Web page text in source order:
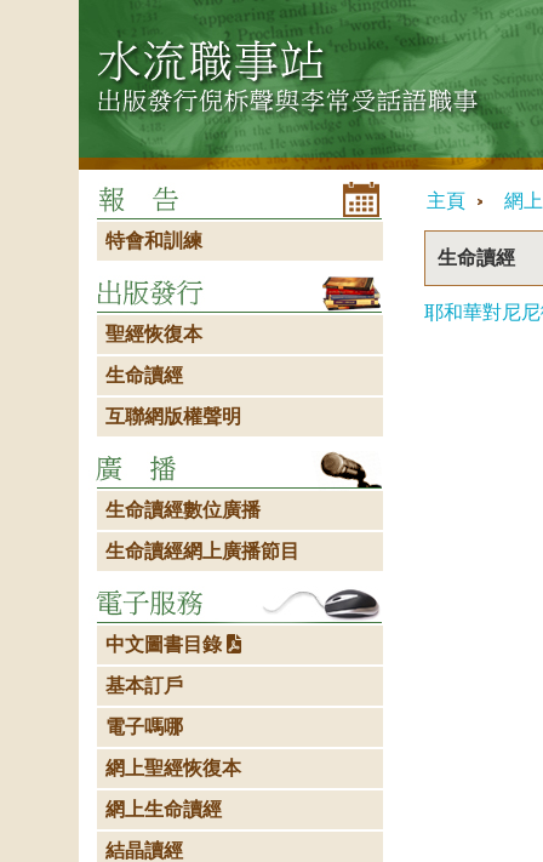
主頁 網
生命讀經
耶和華對尼
特會和訓練
聖經恢復本
生命讀經
互聯網版權聲明
生命讀經數位廣播
生命讀經網上廣播節目
中文圖書目錄
基本訂戶
電子嗎哪
網上聖經恢復本
網上生命讀經
結晶讀經